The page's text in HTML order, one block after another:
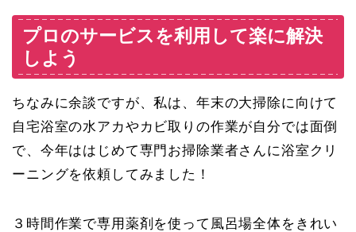
プロのサービスを利用して楽に解決
しよう
ちなみに余談ですが、私は、年末の大掃除に向けて
自宅浴室の水アカやカビ取りの作業が自分では面倒
で、今年ははじめて専門お掃除業者さんに浴室クリ
ーニングを依頼してみました！
３時間作業で専用薬剤を使って風呂場全体をきれい